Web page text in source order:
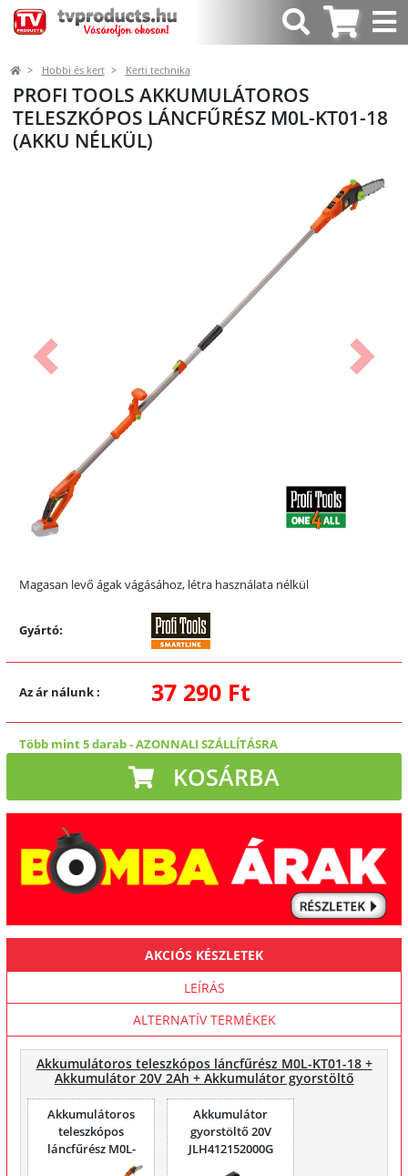
Hobbi és kert Kerti technika
PROFI TOOLS AKKUMULÁTOROS
TELESZKÓPOS LÁNCFŰRÉSZ M0L-KT01-18
(AKKU NÉLKÜL)
Előző
Magasan levő ágak vágásához, létra használata nélkül
Gyártó:
Az ár nálunk: 37 290 Ft
Több mint 5 darab-AZONNALI SZÁLLÍTÁSRA
KOSÁRBA
AKCIÓS KÉSZLETEK
LEÍRÁS
ALTERNATÍV TERMÉKEK
Akkumulátoros teleszkópos láncfűrész M0L-KT01-18 +
Akkumulátor 20V 2Ah + Akkumulátor gyorstöltő
Akkumulátoros
teleszkópos
láncfűrész M0L-
KT01-18 (akku
Akkumulátor
gyorstöltő 20V
JLH412152000G